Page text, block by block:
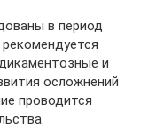
в период
и
осложнений
проводится